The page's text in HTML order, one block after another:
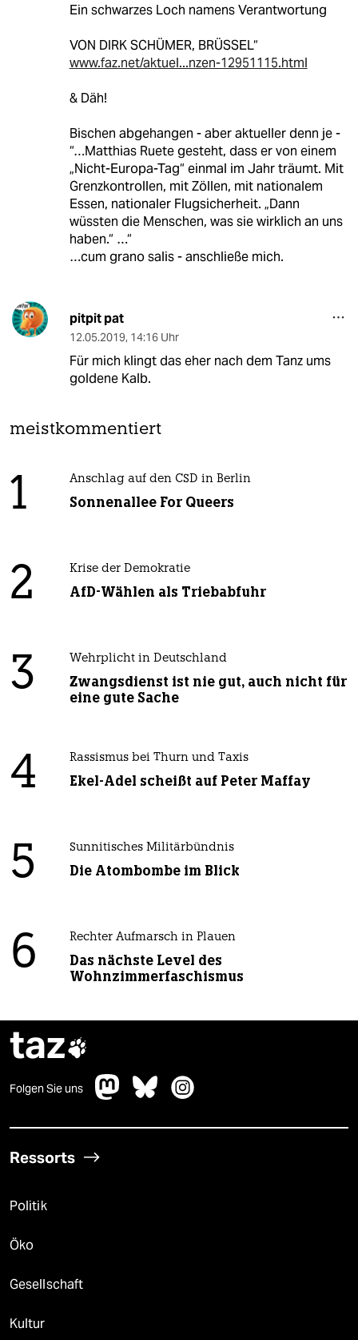
Ein schwarzes Loch namens Verantwortung
VON DIRK SCHÜMER, BRÜSSEL“
www.faz.net/aktuel...nzen-12951115.html
& Däh!
Bischen abgehangen - aber aktueller denn je -
“…Matthias Ruete gesteht, dass er von einem
„Nicht-Europa-Tag“ einmal im Jahr träumt. Mit
Grenzkontrollen, mit Zöllen, mit nationalem
Essen, nationaler Flugsicherheit. „Dann
wüssten die Menschen, was sie wirklich an uns
haben.“ …“
…cum grano salis - anschließe mich.
pitpit pat
12.05.2019, 14:16 Uhr
Für mich klingt das eher nach dem Tanz ums
goldene Kalb.
meistkommentiert
1 Anschlag auf den CSD in Berlin
Sonnenallee For Queers
2 Krise der Demokratie
AfD-Wählen als Triebabfuhr
3 Wehrplicht in Deutschland
Zwangsdienst ist nie gut, auch nicht für
eine gute Sache
4 Rassismus bei Thurn und Taxis
Ekel-Adel scheißt auf Peter Maffay
5 Sunnitisches Militärbündnis
Die Atombombe im Blick
6 Rechter Aufmarsch in Plauen
Das nächste Level des
Wohnzimmerfaschismus
taz
Folgen Sie uns
Ressorts
Politik
Öko
Gesellschaft
Kultur